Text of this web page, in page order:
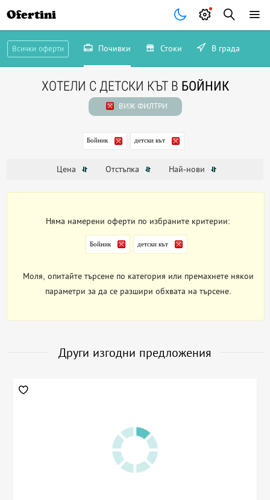
Ofertini
Всички оферти Почивки Стоки В града
ХОТЕЛИ С ДЕТСКИ КЪТ В БОЙНИК
ВИЖ ФИЛТРИ
Бойник детски кът
Цена Отстъпка Най-нови
Няма намерени оферти по избраните критерии:
Бойник детски кът
Моля, опитайте търсене по категория или премахнете някои
параметри за да се разшири обхвата на търсене.
Други изгодни предложения